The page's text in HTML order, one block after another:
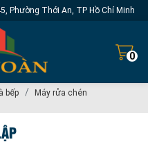
Phường Thới An, TP Hồ Chí Minh
0
bếp
Máy rửa chén